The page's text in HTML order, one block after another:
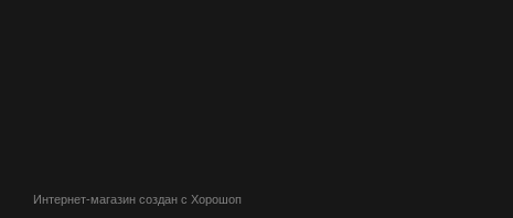
Интернет-магазин создан с Хорошоп